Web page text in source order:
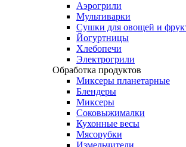
Аэрогрили
Мультиварки
Сушки для овощей и
Йогуртницы
Хлебопечи
Электрогрили
Обработка продуктов
Миксеры планетарные
Блендеры
Миксеры
Соковыжималки
Кухонные весы
Мясорубки
Измельчители